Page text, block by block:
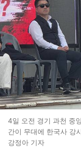
4일 오전 경기 과천 중
간이 무대에 한국사 강
강정아 기자